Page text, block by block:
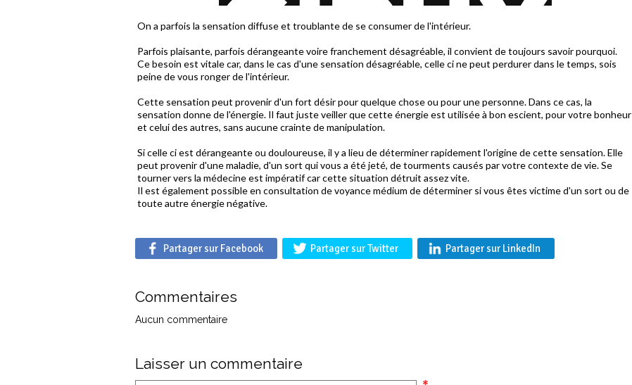
On a parfois la sensation diffuse et troublante de se consumer de l'intérieur.
Parfois plaisante, parfois dérangeante voire franchement désagréable, il convient de toujours savoir pourquoi.
Ce besoin est vitale car, dans le cas d'une sensation désagréable, celle ci ne peut perdurer dans le temps, sois
peine de vous ronger de l'intérieur.
Cette sensation peut provenir d'un fort désir pour quelque chose ou pour une personne. Dans ce cas, la
sensation donne de l'énergie. Il faut juste veiller que cette énergie est utilisée à bon escient, pour votre bonheur
et celui des autres, sans aucune crainte de manipulation.
Si celle ci est dérangeante ou douloureuse, il y a lieu de déterminer rapidement l'origine de cette sensation. Elle
peut provenir d'une maladie, d'un sort qui vous a été jeté, de tourments causés par votre contexte de vie. Se
tourner vers la médecine est impératif car cette situation détruit assez vite.
Il est également possible en consultation de voyance médium de déterminer si vous êtes victime d'un sort ou de
toute autre énergie négative.
Partager sur Facebook Partager sur Twitter Partager sur LinkedIn
Commentaires
Aucun commentaire
Laisser un commentaire